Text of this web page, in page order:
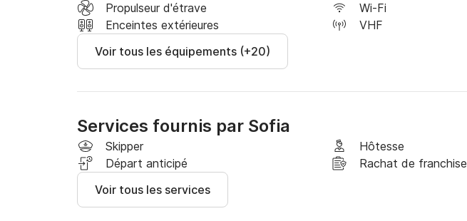
Propulseur d'étrave
Wi-Fi
Enceintes extérieures
VHF
Voir tous les équipements (+20)
Services fournis par Sofia
Skipper
Hôtesse
Départ anticipé
Rachat de franchise
Voir tous les services